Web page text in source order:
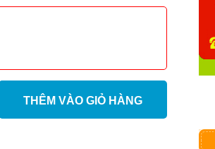
THÊM VÀO GIỎ HÀNG